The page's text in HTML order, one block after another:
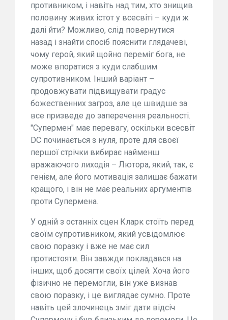
противником, і навіть над тим, хто знищив
половину живих істот у всесвіті – куди ж
далі йти? Можливо, слід повернутися
назад і знайти спосіб пояснити глядачеві,
чому герой, який щойно переміг бога, не
може впоратися з куди слабшим
супротивником. Інший варіант –
продовжувати підвищувати градус
божественних загроз, але це швидше за
все призведе до заперечення реальності.
"Супермен" має перевагу, оскільки всесвіт
DC починається з нуля, проте для своєї
першої стрічки вибирає найменш
вражаючого лиходія – Лютора, який, так, є
генієм, але його мотивація залишає бажати
кращого, і він не має реальних аргументів
проти Супермена.
У одній з останніх сцен Кларк стоїть перед
своїм супротивником, який усвідомлює
свою поразку і вже не має сил
протистояти. Він завжди покладався на
інших, щоб досягти своїх цілей. Хоча його
фізично не перемогли, він уже визнав
свою поразку, і це виглядає сумно. Проте
навіть цей злочинець зміг дати відсіч